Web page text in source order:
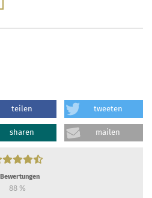
teilen tweeten
sharen mailen
Bewertungen
88 %